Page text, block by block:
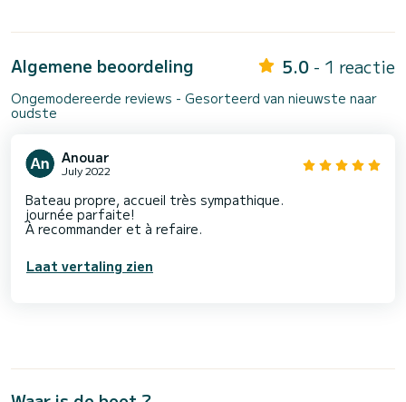
Algemene beoordeling 5.0 - 1 reactie
Ongemodereerde reviews - Gesorteerd van nieuwste naar
oudste
Anouar
July 2022
Bateau propre, accueil très sympathique.
journée parfaite!
À recommander et à refaire.
Laat vertaling zien